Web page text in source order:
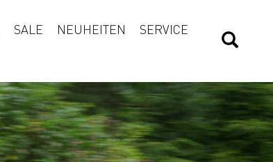
SALE NEUHEITEN
SERVICE